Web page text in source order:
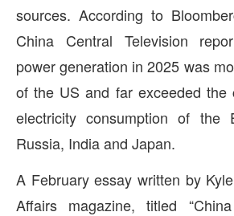
sources. According to
China Central Television
power generation in 2025 was
of the US and far exceeded the
electricity consumption of the
Russia, India and Japan.
A February essay written by
Affairs magazine, titled